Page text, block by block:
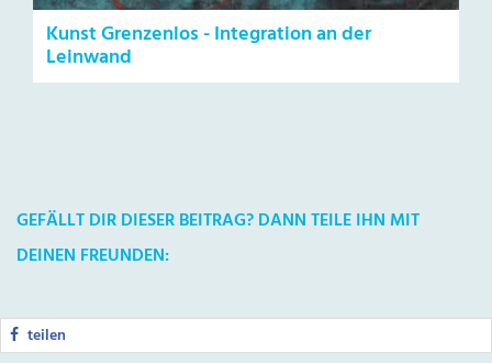
Kunst Grenzenlos - Integration an der
Leinwand
GEFÄLLT DIR DIESER BEITRAG? DANN TEILE IHN MIT
DEINEN FREUNDEN:
teilen